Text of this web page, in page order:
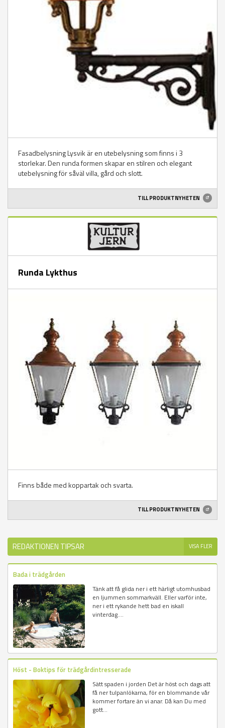
Fasadbelysning Lysvik är en utebelysning som finns i 3
storlekar. Den runda formen skapar en stilren och elegant
utebelysning för såväl villa, gård och slott.
TILL PRODUKTNYHETEN
Runda Lykthus
Finns både med koppartak och svarta.
TILL PRODUKTNYHETEN
REDAKTIONEN TIPSAR VISA FLER
Bada i trädgården
Tänk att få glida ner i ett härligt utomhusbad
en ljummen sommarkväll. Eller varför inte,
ner i ett rykande hett bad en iskall
vinterdag....
Höst - Boktips för trädgårdintresserade
Sätt spaden i jorden Det är höst och dags att
få ner tulpanlökarna, för en blommande vår
kommer fortare än vi anar. Då kan Du med
gott...